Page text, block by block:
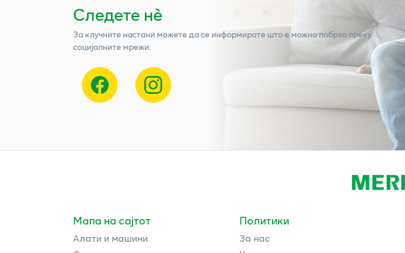
Следете нѐ
За клучните настани можете да се информирате што е можно побрзо преку
социјалните мрежи.
Мапа на сајтот
Алати и машини
Политики
За нас